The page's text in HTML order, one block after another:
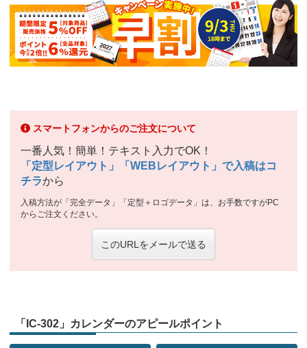
スマートフォンからのご注文について
一番人気！簡単！テキスト入力でOK！
「定型レイアウト」「WEBレイアウト」で入稿はコ
チラから
入稿方法が「完全データ」「定型＋ロゴデータ」は、お手数ですがPC
からご注文ください。
このURLをメールで送る
「IC-302」カレンダーのアピールポイント